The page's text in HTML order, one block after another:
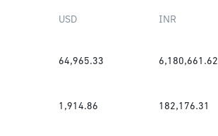
USD INR
64,965.33 6,180,661.62
1,914.86 182,176.31